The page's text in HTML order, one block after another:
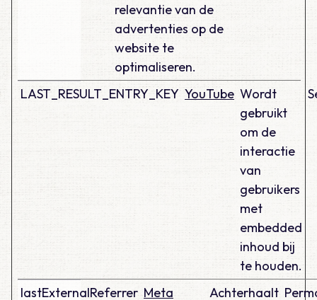
relevantie van de
advertenties op de
website te
optimaliseren.
LAST_RESULT_ENTRY_KEY YouTube Wordt
gebruikt
om de
interactie
van
gebruikers
met
embedded
inhoud bij
te houden.
lastExternalReferrer Meta
Achterhaalt